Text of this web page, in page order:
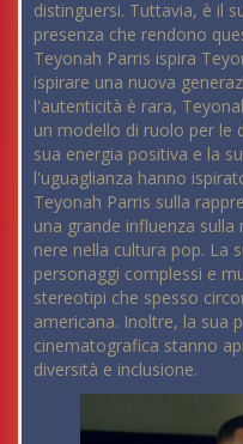
distinguersi. Tuttavia, è il
presenza che rendono
Teyonah Parris ispira
ispirare una nuova
l'autenticità è rara,
un modello di ruolo per le
sua energia positiva e la
l'uguaglianza hanno
Teyonah Parris sulla
una grande influenza
nere nella cultura pop. La
personaggi complessi e
stereotipi che spesso
americana. Inoltre, la sua
cinematografica stanno
diversità e inclusione.